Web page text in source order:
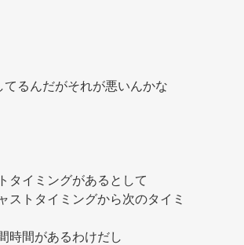
るんだがそれが悪いんかな
タイミングがあるとして
ストタイミングから次のタイミ
時間があるわけだし